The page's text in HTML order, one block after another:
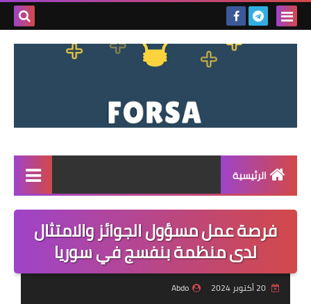
بحث
الرئيسية
القائمة
مناقصات
فرص عمل داخل سوريا
فرصة عمل مسؤول الجوائز والامتثال
لدى منظمة بنفسج في سوريا
20 أكتوبر 2024
Abdo